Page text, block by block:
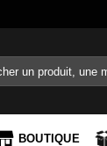
BOUTIQUE